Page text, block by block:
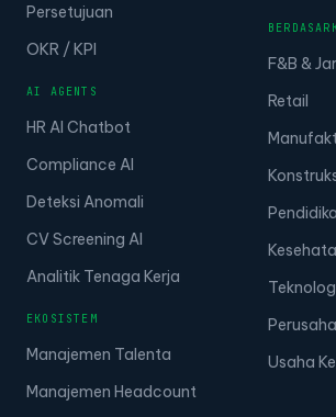
Persetujuan
OKR / KPI
AI AGENTS
HR AI Chatbot
Compliance AI
Deteksi Anomali
CV Screening AI
Analitik Tenaga Kerja
EKOSISTEM
Manajemen Talenta
Manajemen Headcount
F&B &
Retail
Usaha